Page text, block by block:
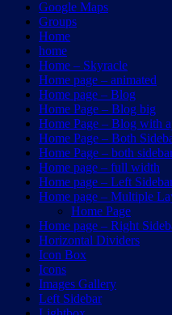
Google Maps
Groups
Home
home
Home – Skyracle
Home page – animated
Home page – Blog
Home Page – Blog big
Home Page – Blog with
Home Page – Both
Home Page – both
Home page – full width
Home page – Left
Home page – Multiple
Home Page
Home page – Right
Horizontal Dividers
Icon Box
Icons
Images Gallery
Left Sidebar